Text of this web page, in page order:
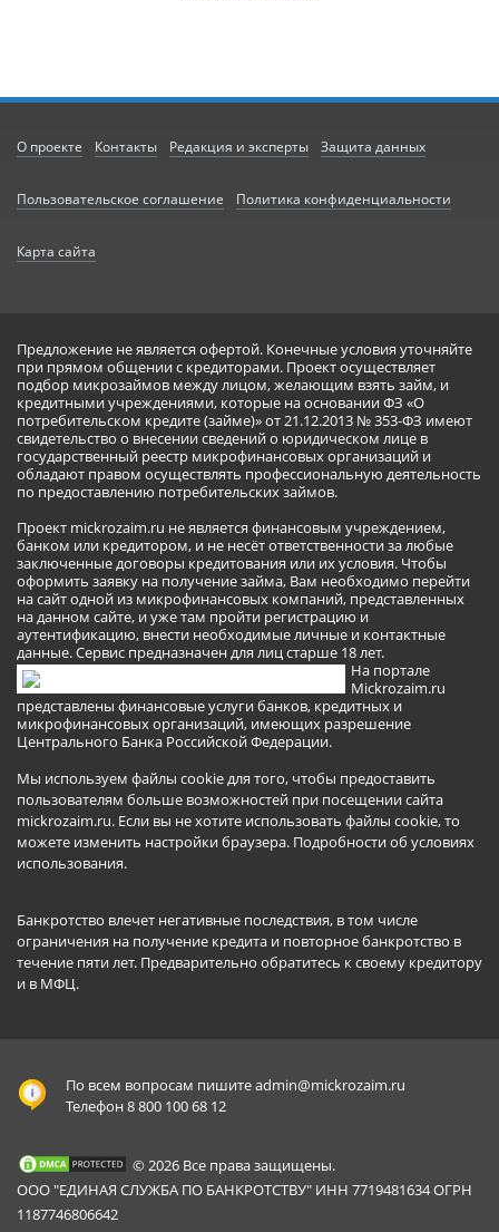
О проекте Контакты Редакция и эксперты Защита данных
Пользовательское соглашение Политика конфиденциальности
Карта сайта
Предложение не является офертой. Конечные условия уточняйте
при прямом общении с кредиторами. Проект осуществляет
подбор микрозаймов между лицом, желающим взять займ, и
кредитными учреждениями, которые на основании ФЗ «О
потребительском кредите (займе)» от 21.12.2013 № 353-ФЗ имеют
свидетельство о внесении сведений о юридическом лице в
государственный реестр микрофинансовых организаций и
обладают правом осуществлять профессиональную деятельность
по предоставлению потребительских займов.
Проект mickrozaim.ru не является финансовым учреждением,
банком или кредитором, и не несёт ответственности за любые
заключенные договоры кредитования или их условия. Чтобы
оформить заявку на получение займа, Вам необходимо перейти
на сайт одной из микрофинансовых компаний, представленных
на данном сайте, и уже там пройти регистрацию и
аутентификацию, внести необходимые личные и контактные
данные. Сервис предназначен для лиц старше 18 лет.
На портале
Mickrozaim.ru
представлены финансовые услуги банков, кредитных и
микрофинансовых организаций, имеющих разрешение
Центрального Банка Российской Федерации.
Мы используем файлы cookie для того, чтобы предоставить
пользователям больше возможностей при посещении сайта
mickrozaim.ru. Если вы не хотите использовать файлы cookie, то
можете изменить настройки браузера. Подробности об условиях
использования.
Банкротство влечет негативные последствия, в том числе
ограничения на получение кредита и повторное банкротство в
течение пяти лет. Предварительно обратитесь к своему кредитору
и в МФЦ.
По всем вопросам пишитеadmin@mickrozaim.ru
Телефон 8 800 100 68 12
© 2026 Все права защищены.
ООО "ЕДИНАЯ СЛУЖБА ПО БАНКРОТСТВУ" ИНН 7719481634 ОГРН
1187746806642